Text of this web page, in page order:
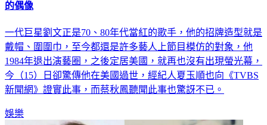
劉文正心肌梗塞過世！前員工淚曝「私下為人」 嘆不可抹滅
一代巨星劉文正是70、80年代當紅的歌手，他的招牌造型就是
戴帽、圍圍巾，至今都還是許多藝人上節目模仿的對象，他
1984年退出演藝圈，之後定居美國，就再也沒有出現螢光幕，
今（15）日卻驚傳他在美國過世，經紀人夏玉順也向《TVBS